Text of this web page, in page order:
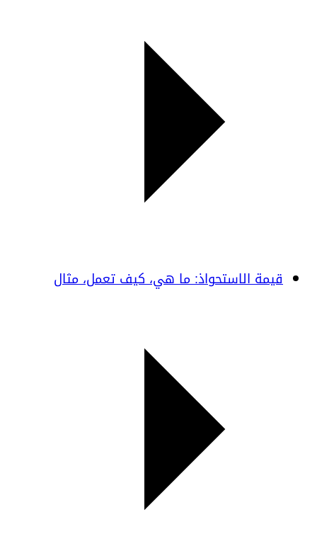
قيمة الاستحواذ: ما هي، كيف تعمل، مثال